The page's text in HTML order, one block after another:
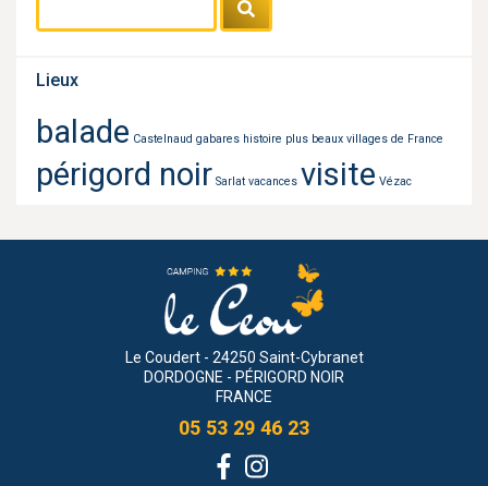
Lieux
balade Castelnaud gabares histoire plus beaux villages de France
périgord noir Sarlat vacances visite Vézac
Le Coudert - 24250 Saint-Cybranet
DORDOGNE - PÉRIGORD NOIR
FRANCE
05 53 29 46 23
Facebook
Instagram